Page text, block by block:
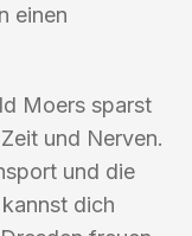
einen
Moers sparst
und Nerven.
und die
dich